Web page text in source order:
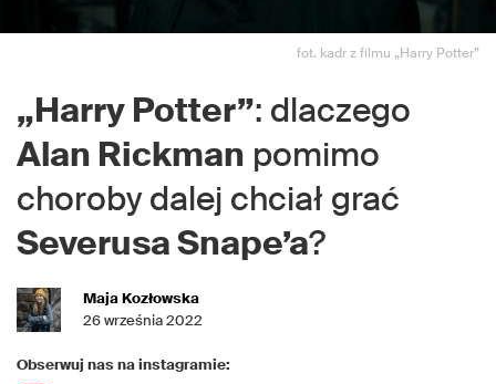
fot. kadr z filmu „Harry Potter”
„Harry Potter”: dlaczego
Alan Rickman pomimo
choroby dalej chciał grać
Severusa Snape’a?
Maja Kozłowska
26 września 2022
Obserwuj nas na instagramie: